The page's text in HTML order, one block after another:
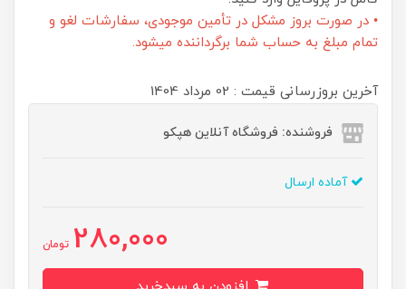
• در صورت بروز مشکل در تأمین موجودی، سفارشات لغو و
تمام مبلغ به حساب شما برگرداننده میشود.
آخرین بروزرسانی قیمت : 02 مرداد 1404
فروشنده: فروشگاه آنلاین هپکو
آماده ارسال
280,000 تومان